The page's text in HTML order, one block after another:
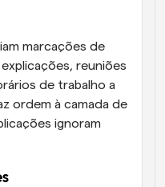
marcações de
reuniões
de trabalho a
ordem à camada de
ignoram